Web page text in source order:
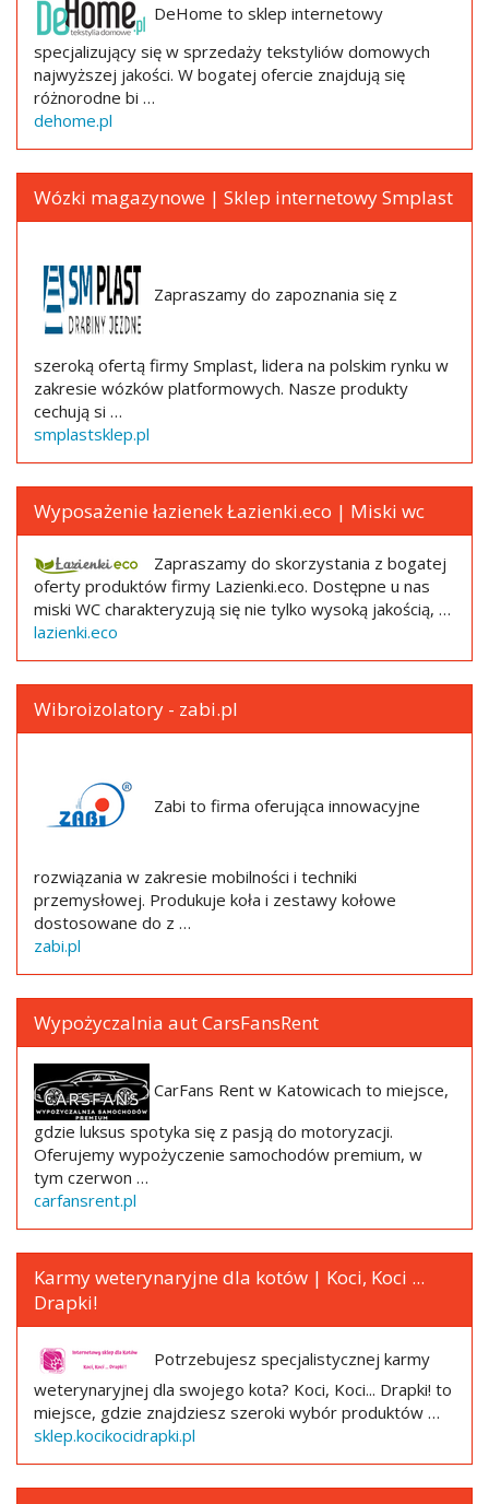
DeHome to sklep internetowy
specjalizujący się w sprzedaży tekstyliów domowych
najwyższej jakości. W bogatej ofercie znajdują się
różnorodne bi …
dehome.pl
Wózki magazynowe | Sklep internetowy Smplast
Zapraszamy do zapoznania się z
szeroką ofertą firmy Smplast, lidera na polskim rynku w
zakresie wózków platformowych. Nasze produkty
cechują si …
smplastsklep.pl
Wyposażenie łazienek Łazienki.eco | Miski wc
Zapraszamy do skorzystania z bogatej
oferty produktów firmy Lazienki.eco. Dostępne u nas
miski WC charakteryzują się nie tylko wysoką jakością, …
lazienki.eco
Wibroizolatory - zabi.pl
Zabi to firma oferująca innowacyjne
rozwiązania w zakresie mobilności i techniki
przemysłowej. Produkuje koła i zestawy kołowe
dostosowane do z …
zabi.pl
Wypożyczalnia aut CarsFansRent
CarFans Rent w Katowicach to miejsce,
gdzie luksus spotyka się z pasją do motoryzacji.
Oferujemy wypożyczenie samochodów premium, w
tym czerwon …
carfansrent.pl
Karmy weterynaryjne dla kotów | Koci, Koci ...
Drapki!
Potrzebujesz specjalistycznej karmy
weterynaryjnej dla swojego kota? Koci, Koci... Drapki! to
miejsce, gdzie znajdziesz szeroki wybór produktów …
sklep.kocikocidrapki.pl